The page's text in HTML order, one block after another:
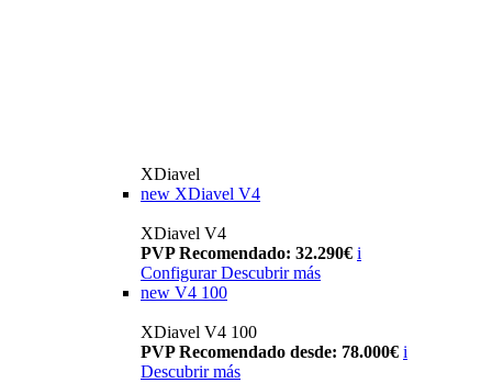
XDiavel
new XDiavel V4
XDiavel V4
PVP Recomendado: 32.290€ i
Configurar Descubrir más
new V4 100
XDiavel V4 100
PVP Recomendado desde: 78.000€ i
Descubrir más